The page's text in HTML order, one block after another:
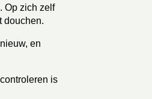
Op zich zelf
douchen.
en
is